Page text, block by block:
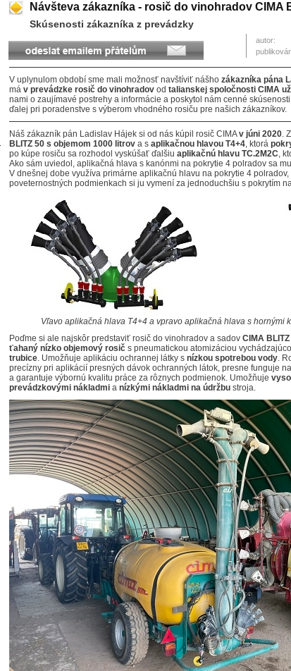
Návšteva zákazníka - rosič do vinohradov CIMA
Skúsenosti zákazníka z prevádzky
autor:
V uplynulom období sme mali možnosť navštíviť nášho zákazníka pána
má v prevádzke rosič do vinohradov od talianskej spoločnosti CIMA
nami o zaujímavé postrehy a informácie a poskytol nám cenné
ďalej pri poradenstve s výberom vhodného rosiču pre našich zákazníkov.
Náš zákazník pán Ladislav Hájek si od nás kúpil rosič CIMAv júni 2020.
BLITZ 50 s objemom 1000 litrov a s aplikačnou hlavou T4+4, ktorá
po kúpe rosiču sa rozhodol vyskúšať ďalšiu aplikačnú hlavu TC.2M2C,
Ako sám uviedol, aplikačná hlava s kanónmi na pokrytie 4 polradov sa
V dnešnej dobe využíva primárne aplikačnú hlavu na pokrytie 4 polradov,
poveternostných podmienkach si ju vymení za jednoduchšiu s pokrytím
Vľavo aplikačná hlava T4+4 a vpravo aplikačná hlava s hornými
Poďme si ale najskôr predstaviť rosič do vinohradov a sadov CIMA
ťahaný nízko objemový rosič s pneumatickou atomizáciou
trubice. Umožňuje aplikáciu ochrannej látky s nízkou spotrebou vody.
precízny pri aplikácií presných dávok ochranných látok, presne funguje
a garantuje výbornú kvalitu práce za rôznych podmienok. Umožňuje
prevádzkovými nákladmi a nízkými nákladmi na údržbu stroja.